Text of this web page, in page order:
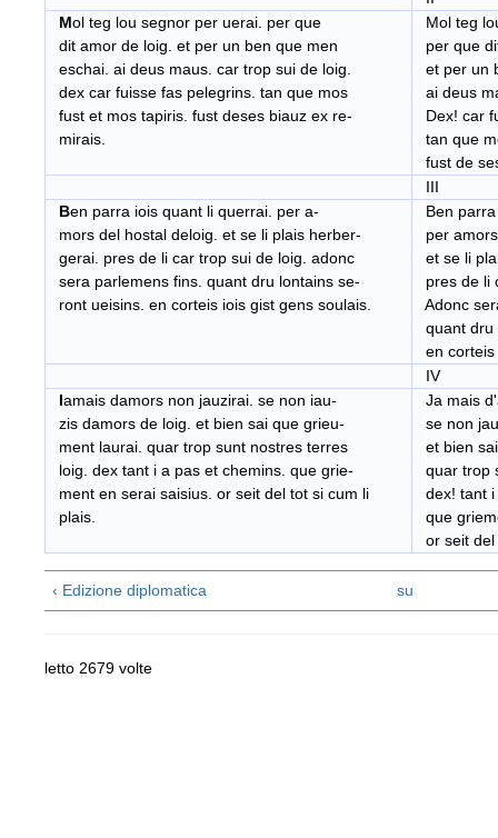
Mol teg lou segnor per uerai. per que
dit amor de loig. et per un ben que men
eschai. ai deus maus. car trop sui de loig.
dex car fuisse fas pelegrins. tan que mos
fust et mos tapiris. fust deses biauz ex re-
mirais.
Mol teg
per que
et per un
ai deus
Dex! car
tan que
fust de
III
Ben parra iois quant li querrai. per a-
mors del hostal deloig. et se li plais herber-
gerai. pres de li car trop sui de loig. adonc
sera parlemens fins. quant dru lontains se-
ront ueisins. en corteis iois gist gens soulais.
Ben
per
et se li
pres de li
Adonc
quant dru
en
IV
Iamais damors non jauzirai. se non iau-
zis damors de loig. et bien sai que grieu-
ment laurai. quar trop sunt nostres terres
loig. dex tant i a pas et chemins. que grie-
ment en serai saisius. or seit del tot si cum li
plais.
Ja mais
se non
et bien
quar trop
dex! tant
que
or seit
‹ Edizione diplomatica su
letto 2679 volte